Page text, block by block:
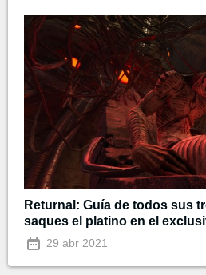
Returnal: Guía de todos sus
saques el platino en el
29 abr 2021